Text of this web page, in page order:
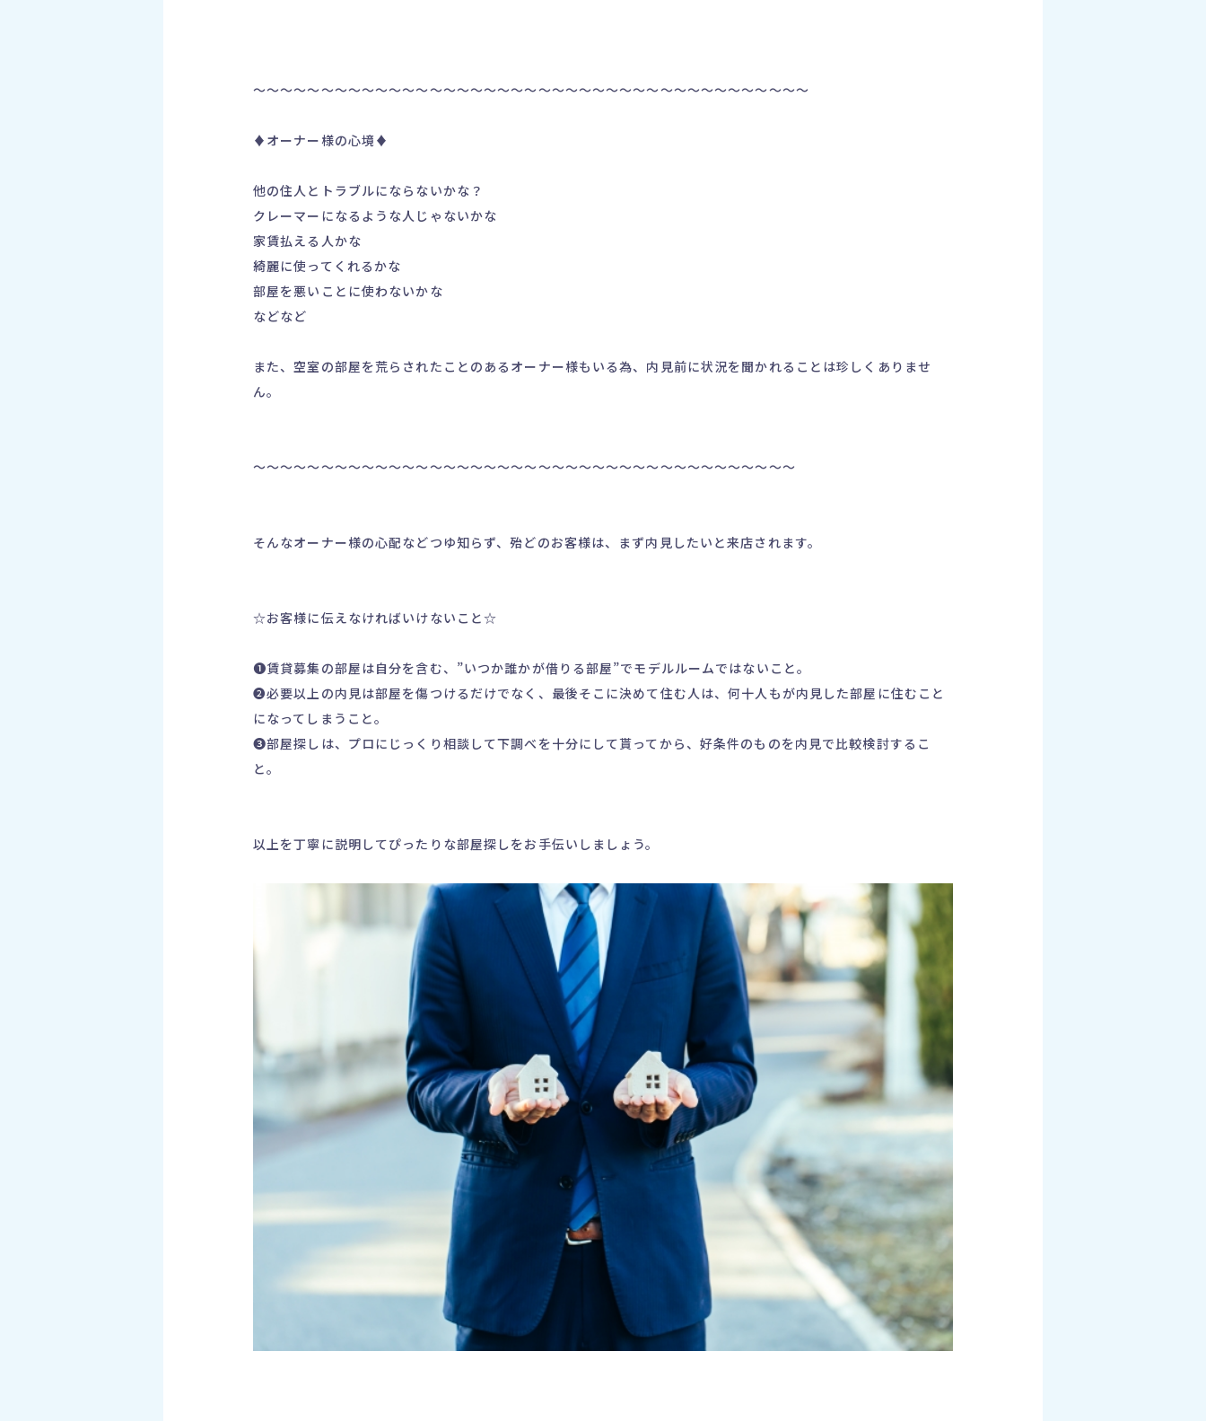
～～～～～～～～～～～～～～～～～～～～～～～～～～～～～～～～～～～～～～～～～
♦オーナー様の心境♦
他の住人とトラブルにならないかな？
クレーマーになるような人じゃないかな
家賃払える人かな
綺麗に使ってくれるかな
部屋を悪いことに使わないかな
などなど
また、空室の部屋を荒らされたことのあるオーナー様もいる為、内見前に状況を聞かれることは珍しくありませ
ん。
～～～～～～～～～～～～～～～～～～～～～～～～～～～～～～～～～～～～～～～～
そんなオーナー様の心配などつゆ知らず、殆どのお客様は、まず内見したいと来店されます。
☆お客様に伝えなければいけないこと☆
❶賃貸募集の部屋は自分を含む、”いつか誰かが借りる部屋”でモデルルームではないこと。
❷必要以上の内見は部屋を傷つけるだけでなく、最後そこに決めて住む人は、何十人もが内見した部屋に住むこと
になってしまうこと。
❸部屋探しは、プロにじっくり相談して下調べを十分にして貰ってから、好条件のものを内見で比較検討するこ
と。
以上を丁寧に説明してぴったりな部屋探しをお手伝いしましょう。